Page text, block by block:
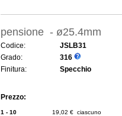
pensione - ø25.4mm
Codice:
JSLB31
Grado:
316
Finitura:
Specchio
Prezzo:
1 - 10 19,02 € ciascuno